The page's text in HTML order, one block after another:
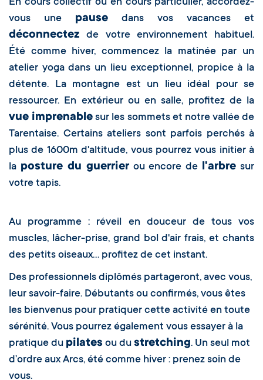
En cours collectif ou en cours particulier, accordez-
vous une pause dans vos vacances et
déconnectez de votre environnement habituel.
Été comme hiver, commencez la matinée par un
atelier yoga dans un lieu exceptionnel, propice à la
détente. La montagne est un lieu idéal pour se
ressourcer. En extérieur ou en salle, profitez de la
vue imprenable sur les sommets et notre vallée de
Tarentaise. Certains ateliers sont parfois perchés à
plus de 1600m d'altitude, vous pourrez vous initier à
la posture du guerrierou encore de l'arbre sur
votre tapis.
Au programme : réveil en douceur de tous vos
muscles, lâcher-prise, grand bol d'air frais, et chants
des petits oiseaux… profitez de cet instant.
Des professionnels diplômés partageront, avec vous,
leur savoir-faire. Débutants ou confirmés, vous êtes
les bienvenus pour pratiquer cette activité en toute
sérénité. Vous pourrez également vous essayer à la
pratique du pilates ou du stretching. Un seul mot
d’ordre aux Arcs, été comme hiver : prenez soin de
vous.